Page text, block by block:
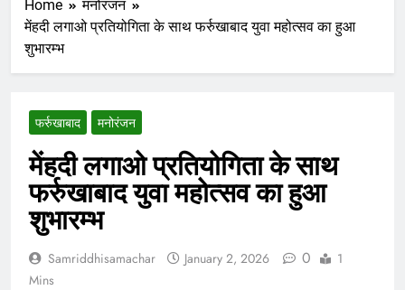
Home
मनोरंजन
मेंहदी लगाओ प्रतियोगिता के साथ फर्रुखाबाद युवा महोत्सव का हुआ
शुभारम्भ
फर्रुखाबाद मनोरंजन
मेंहदी लगाओ प्रतियोगिता के साथ
फर्रुखाबाद युवा महोत्सव का हुआ
शुभारम्भ
Samriddhisamachar January 2, 2026 0
1
Mins